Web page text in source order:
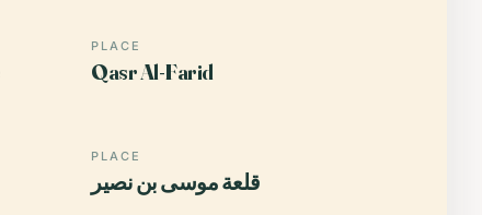
PLACE
Qasr Al-Farid
PLACE
قلعة موسى بن نصير